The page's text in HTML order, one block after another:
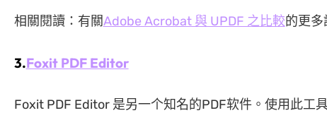
相關閱讀：有關Adobe Acrobat 與 UPDF 之比較的更多
3.Foxit PDF Editor
Foxit PDF Editor 是另一个知名的PDF软件。使用此工